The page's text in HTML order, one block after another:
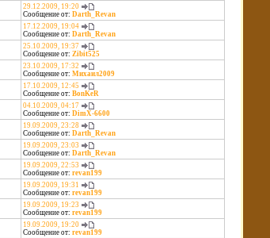
29.12.2009, 19:20
Сообщение от: Darth_Revan
17.12.2009, 19:04
Сообщение от: Darth_Revan
25.10.2009, 19:37
Сообщение от: Zibit525
23.10.2009, 17:32
Сообщение от: Михаил2009
17.10.2009, 12:45
Сообщение от: BonKeR
04.10.2009, 04:17
Сообщение от: DimX-6600
19.09.2009, 23:28
Сообщение от: Darth_Revan
19.09.2009, 23:03
Сообщение от: Darth_Revan
19.09.2009, 22:53
Сообщение от: revan199
19.09.2009, 19:31
Сообщение от: revan199
19.09.2009, 19:23
Сообщение от: revan199
19.09.2009, 19:20
Сообщение от: revan199